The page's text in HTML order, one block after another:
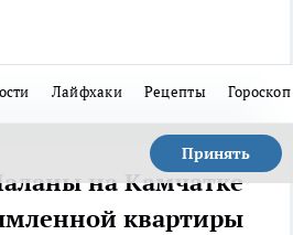
Лайфхаки Рецепты Гороскоп
Принять
на Камчатке
квартиры